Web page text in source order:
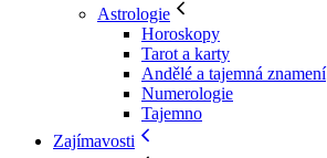
Astrologie
Horoskopy
Tarot a karty
Andělé a tajemná znamení
Numerologie
Tajemno
Zajímavosti